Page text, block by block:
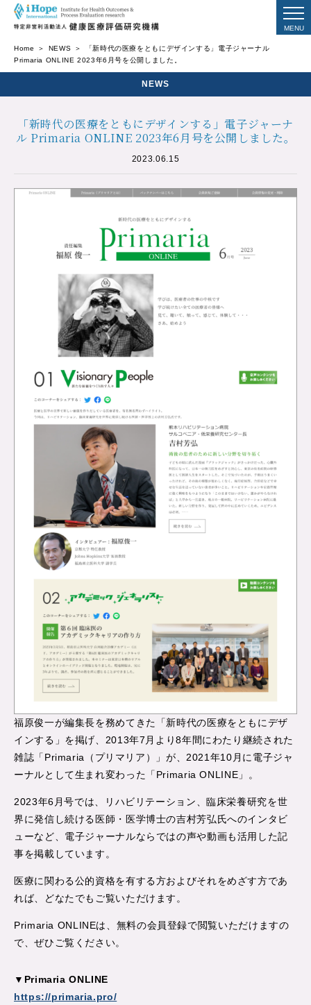
Home NEWS
「新時代の医療をともにデザインする」電子ジャーナル
Primaria ONLINE 2023年6月号を公開しました。
NEWS
「新時代の医療をともにデザインする」電子ジャーナ
ル Primaria ONLINE 2023年6月号を公開しました。
2023.06.15
福原俊一が編集長を務めてきた「新時代の医療をともにデザ
インする」を掲げ、2013年7月より8年間にわたり継続された
雑誌「Primaria（プリマリア）」が、2021年10月に電子ジャ
ーナルとして生まれ変わった「Primaria ONLINE」。
2023年6月号では、リハビリテーション、臨床栄養研究を世
界に発信し続ける医師・医学博士の吉村芳弘氏へのインタビ
ューなど、電子ジャーナルならではの声や動画も活用した記
事を掲載しています。
医療に関わる公的資格を有する方およびそれをめざす方であ
れば、どなたでもご覧いただけます。
Primaria ONLINEは、無料の会員登録で閲覧いただけますの
で、ぜひご覧ください。
▼Primaria ONLINE
https://primaria.pro/